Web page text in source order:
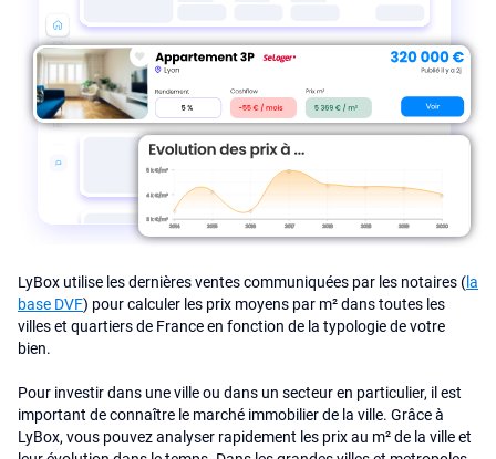
LyBox utilise les dernières ventes communiquées par les notaires (la
base DVF) pour calculer les prix moyens par m² dans toutes les
villes et quartiers de France en fonction de la typologie de votre
bien.
Pour investir dans une ville ou dans un secteur en particulier, il est
important de connaître le marché immobilier de la ville. Grâce à
LyBox, vous pouvez analyser rapidement les prix au m² de la ville et